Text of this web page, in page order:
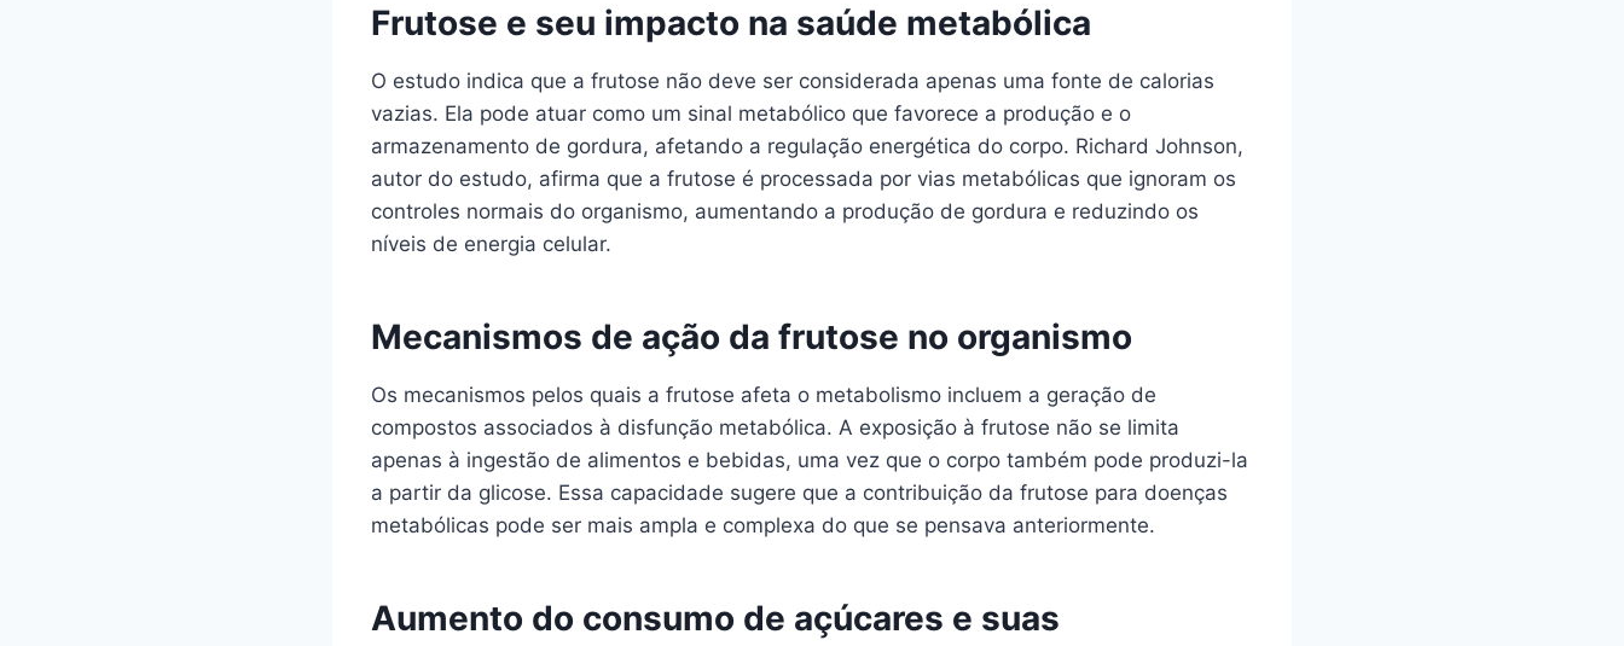
Frutose e seu impacto na saúde metabólica
O estudo indica que a frutose não deve ser considerada apenas uma fonte de calorias
vazias. Ela pode atuar como um sinal metabólico que favorece a produção e o
armazenamento de gordura, afetando a regulação energética do corpo. Richard Johnson,
autor do estudo, afirma que a frutose é processada por vias metabólicas que ignoram os
controles normais do organismo, aumentando a produção de gordura e reduzindo os
níveis de energia celular.
Mecanismos de ação da frutose no organismo
Os mecanismos pelos quais a frutose afeta o metabolismo incluem a geração de
compostos associados à disfunção metabólica. A exposição à frutose não se limita
apenas à ingestão de alimentos e bebidas, uma vez que o corpo também pode produzi-la
a partir da glicose. Essa capacidade sugere que a contribuição da frutose para doenças
metabólicas pode ser mais ampla e complexa do que se pensava anteriormente.
Aumento do consumo de açúcares e suas